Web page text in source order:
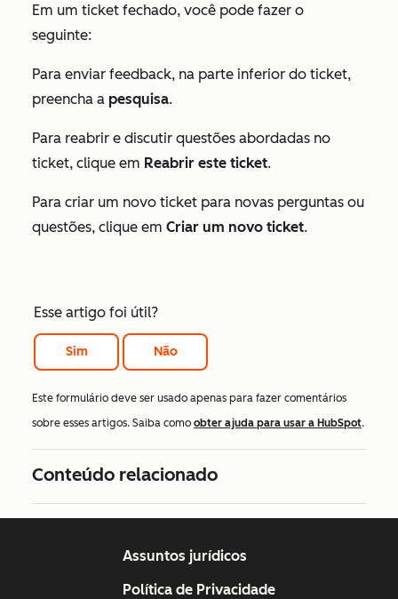
Em um ticket fechado, você pode fazer o
seguinte:
Para enviar feedback, na parte inferior do ticket,
preencha a pesquisa.
Para reabrir e discutir questões abordadas no
ticket, clique em Reabrir este ticket.
Para criar um novo ticket para novas perguntas ou
questões, clique em Criar um novo ticket.
Esse artigo foi útil?
Sim Não
Este formulário deve ser usado apenas para fazer comentários
sobre esses artigos. Saiba como obter ajuda para usar a HubSpot.
Conteúdo relacionado
Assuntos jurídicos
Política de Privacidade